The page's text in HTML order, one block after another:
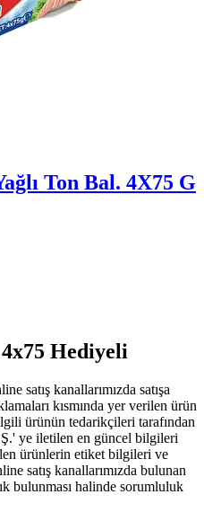
Ton Bal. 4X75 G
Hediyeli
satış kanallarımızda satışa
kısmında yer verilen ürün
ürünün tedarikçileri tarafından
ye iletilen en güncel bilgileri
ürünlerin etiket bilgileri ve
satış kanallarımızda bulunan
bulunması halinde sorumluluk